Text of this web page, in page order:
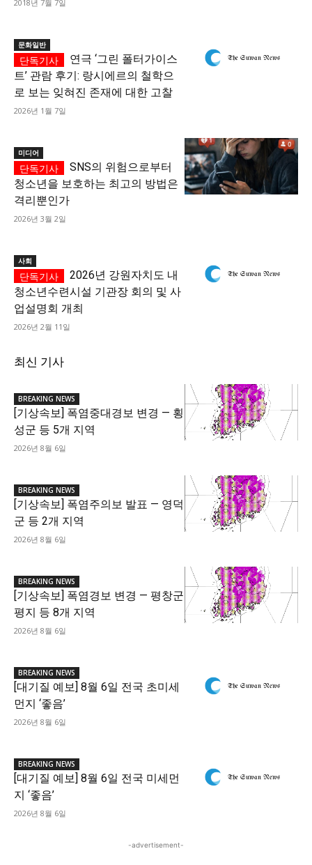
2018년 7월 7일
문화일반
연극 ‘그린 폴터가이스
트’ 관람 후기: 랑시에르의 철학으
로 보는 잊혀진 존재에 대한 고찰
2026년 1월 7일
미디어
SNS의 위험으로부터
청소년을 보호하는 최고의 방법은
격리뿐인가
2026년 3월 2일
사회
2026년 강원자치도 내
청소년수련시설 기관장 회의 및 사
업설명회 개최
2026년 2월 11일
최신 기사
BREAKING NEWS
[기상속보] 폭염중대경보 변경 — 횡
성군 등 5개 지역
2026년 8월 6일
BREAKING NEWS
[기상속보] 폭염주의보 발표 — 영덕
군 등 2개 지역
2026년 8월 6일
BREAKING NEWS
[기상속보] 폭염경보 변경 — 평창군
평지 등 8개 지역
2026년 8월 6일
BREAKING NEWS
[대기질 예보] 8월 6일 전국 초미세
먼지 ‘좋음’
2026년 8월 6일
BREAKING NEWS
[대기질 예보] 8월 6일 전국 미세먼
지 ‘좋음’
2026년 8월 6일
-advertisement-